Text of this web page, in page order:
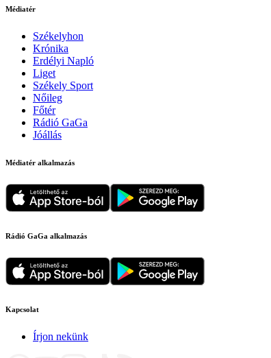
Médiatér
Székelyhon
Krónika
Erdélyi Napló
Liget
Székely Sport
Nőileg
Főtér
Rádió GaGa
Jóállás
Médiatér alkalmazás
Rádió GaGa alkalmazás
Kapcsolat
Írjon nekünk